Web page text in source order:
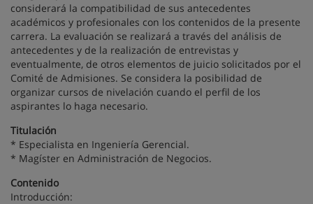
considerará la compatibilidad de sus antecedentes
académicos y profesionales con los contenidos de la presente
carrera. La evaluación se realizará a través del análisis de
antecedentes y de la realización de entrevistas y
eventualmente, de otros elementos de juicio solicitados por el
Comité de Admisiones. Se considera la posibilidad de
organizar cursos de nivelación cuando el perfil de los
aspirantes lo haga necesario.
Titulación
* Especialista en Ingeniería Gerencial.
* Magíster en Administración de Negocios.
Contenido
Introducción: